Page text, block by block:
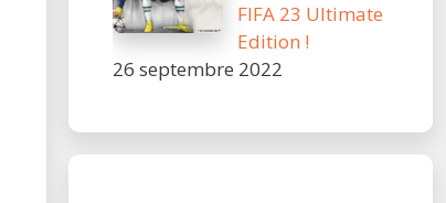
FIFA 23 Ultimate
Edition !
26 septembre 2022